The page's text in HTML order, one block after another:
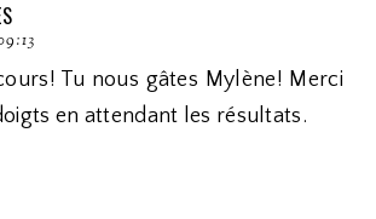
Tu nous gâtes Mylène! Merci
en attendant les résultats.